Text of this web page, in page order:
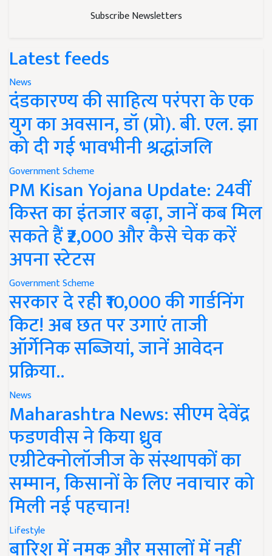
Subscribe Newsletters
Latest feeds
News
दंडकारण्य की साहित्य परंपरा के एक
युग का अवसान, डॉ (प्रो). बी. एल. झा
को दी गई भावभीनी श्रद्धांजलि
Government Scheme
PM Kisan Yojana Update: 24वीं
किस्त का इंतजार बढ़ा, जानें कब मिल
सकते हैं ₹2,000 और कैसे चेक करें
अपना स्टेटस
Government Scheme
सरकार दे रही ₹10,000 की गार्डनिंग
किट! अब छत पर उगाएं ताजी
ऑर्गेनिक सब्जियां, जानें आवेदन
प्रक्रिया..
News
Maharashtra News: सीएम देवेंद्र
फडणवीस ने किया ध्रुव
एग्रीटेक्नोलॉजीज के संस्थापकों का
सम्मान, किसानों के लिए नवाचार को
मिली नई पहचान!
Lifestyle